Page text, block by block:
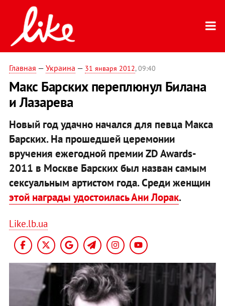
Главная — Украина — 31 января 2012, 09:40
Макс Барских переплюнул Билана
и Лазарева
Новый год удачно начался для певца Макса
Барских. На прошедшей церемонии
вручения ежегодной премии ZD Awards-
2011 в Москве Барских был назван самым
сексуальным артистом года. Среди женщин
этой награды удостоилась Ани Лорак.
Like.lb.ua